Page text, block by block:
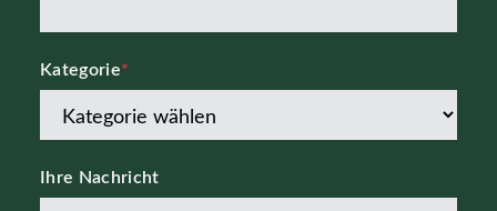
Kategorie*
Ihre Nachricht